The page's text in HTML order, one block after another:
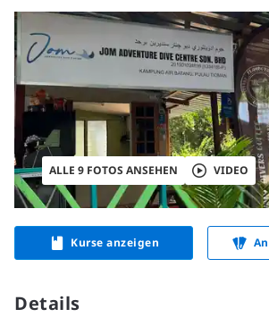
ALLE 9 FOTOS ANSEHEN VIDEO
Kurse anzeigen
Details